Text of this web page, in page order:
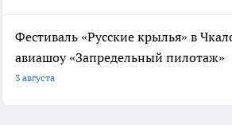
Фестиваль «Русские крылья» в
авиашоу «Запредельный пилотаж»
3 августа